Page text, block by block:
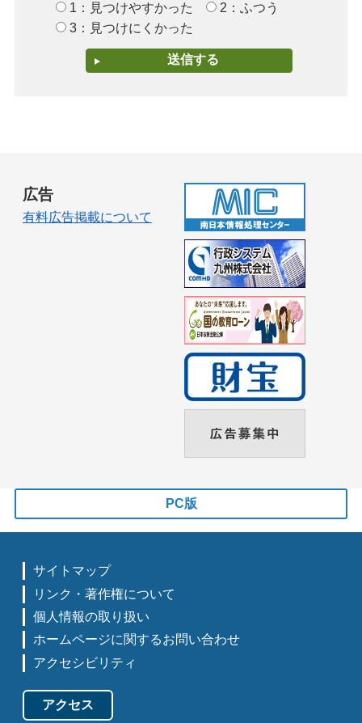
1：見つけやすかった
2：ふつう
3：見つけにくかった
広告
有料広告掲載について
PC版
サイトマップ
リンク・著作権について
個人情報の取り扱い
ホームページに関するお問い合わせ
アクセシビリティ
アクセス